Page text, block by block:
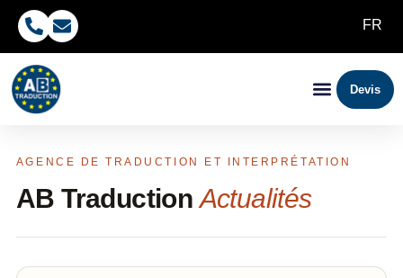
FR
Devis
AGENCE DE TRADUCTION ET INTERPRÉTATION
AB TraductionActualités